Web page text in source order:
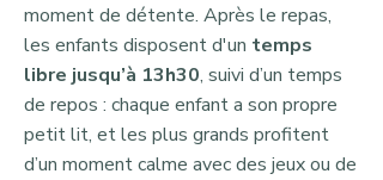
moment de détente. Après le repas,
les enfants disposent d'un temps
libre jusqu’à 13h30, suivi d’un temps
de repos : chaque enfant a son propre
petit lit, et les plus grands profitent
d’un moment calme avec des jeux ou de